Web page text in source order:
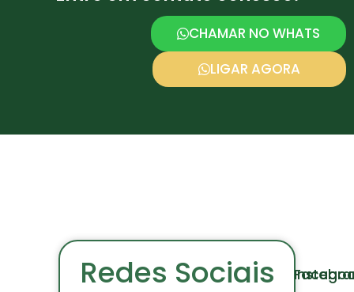
CHAMAR NO WHATS
LIGAR AGORA
Redes Sociais